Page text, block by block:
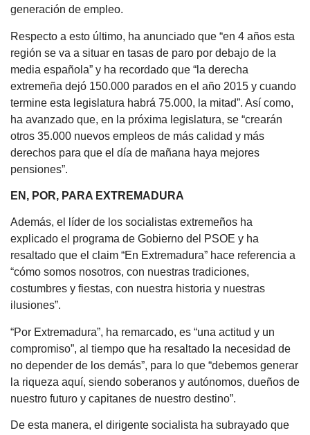
generación de empleo.
Respecto a esto último, ha anunciado que “en 4 años esta
región se va a situar en tasas de paro por debajo de la
media española” y ha recordado que “la derecha
extremeña dejó 150.000 parados en el año 2015 y cuando
termine esta legislatura habrá 75.000, la mitad”. Así como,
ha avanzado que, en la próxima legislatura, se “crearán
otros 35.000 nuevos empleos de más calidad y más
derechos para que el día de mañana haya mejores
pensiones”.
EN, POR, PARA EXTREMADURA
Además, el líder de los socialistas extremeños ha
explicado el programa de Gobierno del PSOE y ha
resaltado que el claim “En Extremadura” hace referencia a
“cómo somos nosotros, con nuestras tradiciones,
costumbres y fiestas, con nuestra historia y nuestras
ilusiones”.
“Por Extremadura”, ha remarcado, es “una actitud y un
compromiso”, al tiempo que ha resaltado la necesidad de
no depender de los demás”, para lo que “debemos generar
la riqueza aquí, siendo soberanos y autónomos, dueños de
nuestro futuro y capitanes de nuestro destino”.
De esta manera, el dirigente socialista ha subrayado que